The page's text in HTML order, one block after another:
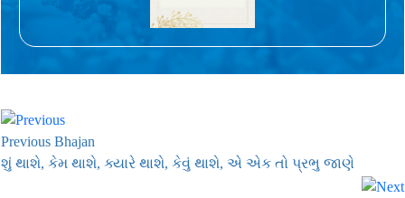
Previous Bhajan
શું થાશે, કેમ થાશે, ક્યારે થાશે, કેવું થાશે, એ એક તો પ્રભુ જાણે